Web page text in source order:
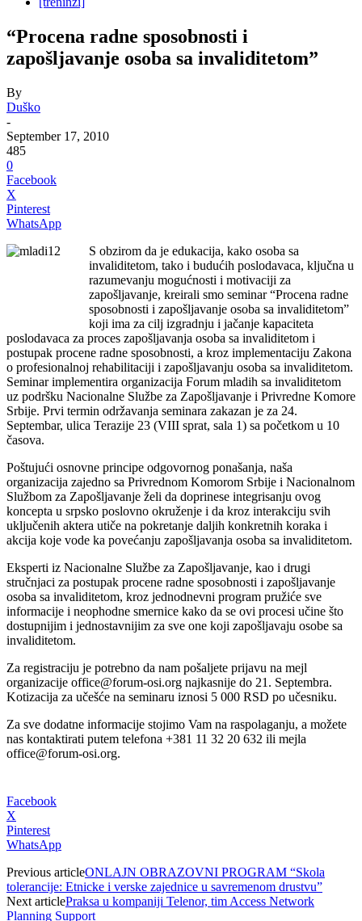
“Procena radne sposobnosti i
zapošljavanje osoba sa invaliditetom”
By
Duško
-
September 17, 2010
485
0
Facebook
X
Pinterest
WhatsApp
S obzirom da je edukacija, kako osoba sa
invaliditetom, tako i budućih poslodavaca, ključna u
razumevanju mogućnosti i motivaciji za
zapošljavanje, kreirali smo seminar “Procena radne
sposobnosti i zapošljavanje osoba sa invaliditetom”
koji ima za cilj izgradnju i jačanje kapaciteta
poslodavaca za proces zapošljavanja osoba sa invaliditetom i
postupak procene radne sposobnosti, a kroz implementaciju Zakona
o profesionalnoj rehabilitaciji i zapošljavanju osoba sa invaliditetom.
Seminar implementira organizacija Forum mladih sa invaliditetom
uz podršku Nacionalne Službe za Zapošljavanje i Privredne Komore
Srbije. Prvi termin održavanja seminara zakazan je za 24.
Septembar, ulica Terazije 23 (VIII sprat, sala 1) sa početkom u 10
časova.
Poštujući osnovne principe odgovornog ponašanja, naša
organizacija zajedno sa Privrednom Komorom Srbije i Nacionalnom
Službom za Zapošljavanje želi da doprinese integrisanju ovog
koncepta u srpsko poslovno okruženje i da kroz interakciju svih
uključenih aktera utiče na pokretanje daljih konkretnih koraka i
akcija koje vode ka povećanju zapošljavanja osoba sa invaliditetom.
Eksperti iz Nacionalne Službe za Zapošljavanje, kao i drugi
stručnjaci za postupak procene radne sposobnosti i zapošljavanje
osoba sa invaliditetom, kroz jednodnevni program pružiće sve
informacije i neophodne smernice kako da se ovi procesi učine što
dostupnijim i jednostavnijim za sve one koji zapošljavaju osobe sa
invaliditetom.
Za registraciju je potrebno da nam pošaljete prijavu na mejl
organizacije office@forum-osi.org najkasnije do 21. Septembra.
Kotizacija za učešće na seminaru iznosi 5 000 RSD po učesniku.
Za sve dodatne informacije stojimo Vam na raspolaganju, a možete
nas kontaktirati putem telefona +381 11 32 20 632 ili mejla
office@forum-osi.org.
Facebook
X
Pinterest
WhatsApp
Previous articleONLAJN OBRAZOVNI PROGRAM “Skola
tolerancije: Etnicke i verske zajednice u savremenom drustvu”
Next articlePraksa u kompaniji Telenor, tim Access Network
Planning Support